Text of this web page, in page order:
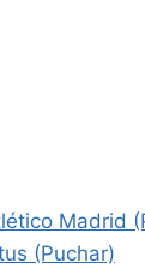
Madrid
(Puchar)